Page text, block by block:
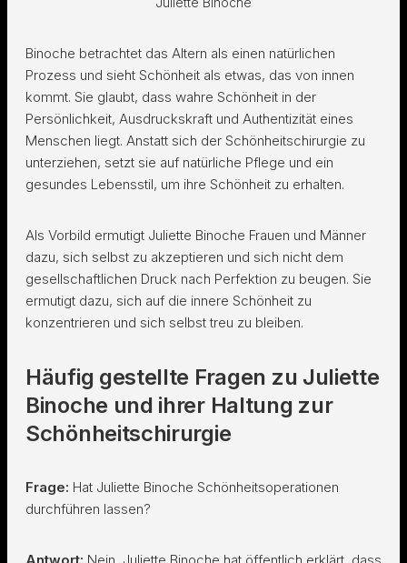
Binoche betrachtet das Altern als einen natürlichen
Prozess und sieht Schönheit als etwas, das von innen
kommt. Sie glaubt, dass wahre Schönheit in der
Persönlichkeit, Ausdruckskraft und Authentizität eines
Menschen liegt. Anstatt sich der Schönheitschirurgie zu
unterziehen, setzt sie auf natürliche Pflege und ein
gesundes Lebensstil, um ihre Schönheit zu erhalten.
Als Vorbild ermutigt Juliette Binoche Frauen und Männer
dazu, sich selbst zu akzeptieren und sich nicht dem
gesellschaftlichen Druck nach Perfektion zu beugen. Sie
ermutigt dazu, sich auf die innere Schönheit zu
konzentrieren und sich selbst treu zu bleiben.
Häufig gestellte Fragen zu Juliette
Binoche und ihrer Haltung zur
Schönheitschirurgie
Frage: Hat Juliette Binoche Schönheitsoperationen
durchführen lassen?